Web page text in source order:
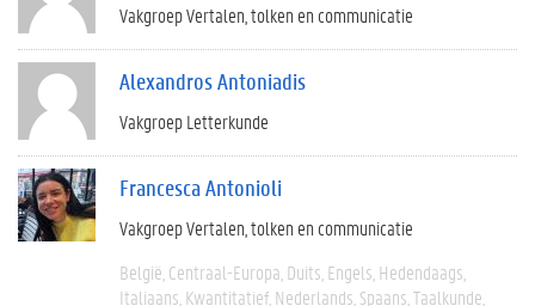
Vakgroep Vertalen, tolken en communicatie
Alexandros Antoniadis
Vakgroep Letterkunde
Francesca Antonioli
Vakgroep Vertalen, tolken en communicatie
België Centraal-Europa Duits Engels Hedendaags
Italiaans Kwantitatief Nederlands Spaans Taalkunde